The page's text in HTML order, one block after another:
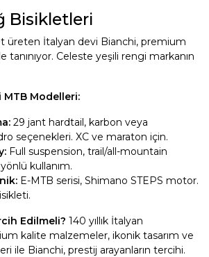
Bisikletleri
üreten İtalyan devi Bianchi, premium
Celeste yeşili rengi markanın
MTB Modelleri:
29 jant hardtail, karbon veya
seçenekleri. XC ve maraton için.
Full suspension, trail/all-mountain
kullanım.
E-MTB serisi, Shimano STEPS motor.
Edilmeli? 140 yıllık İtalyan
kalite malzemeler, ikonik tasarım ve
ile Bianchi, prestij arayanların tercihi.